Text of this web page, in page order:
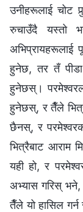
उनीहरूलाई चोट
रुचाउँदै यस्तो
अभिप्रायहरूलाई
हुनेछ, तर तँ
हुनेछस्।
हुनेछस्, र तैँले
छैनस्, र
भित्रैबाट आराम
यही हो, र
अभ्यास गरिस् भने,
तैँले यो हासिल